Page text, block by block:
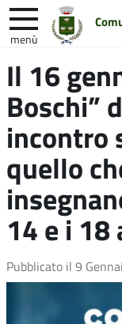
menù
sito
Il 16
Boschi”
incontro
quello
14 e i 18
Pubblicato il 9